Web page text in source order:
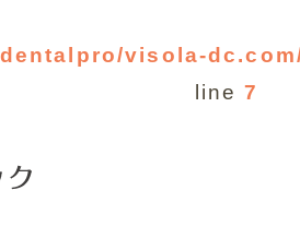
visola-
line7